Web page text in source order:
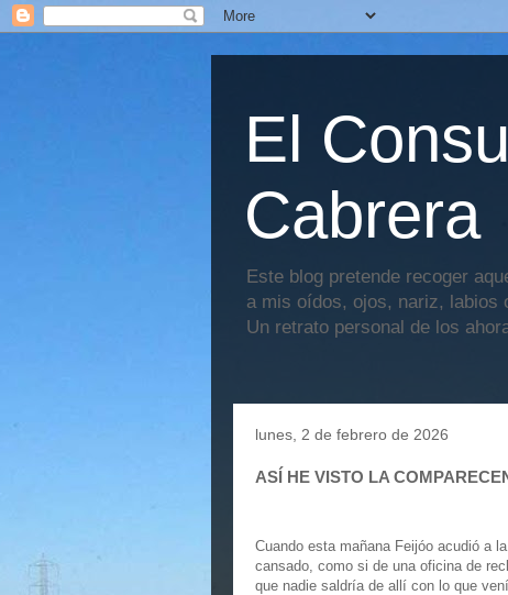
El
Cabrera
Este blog pretende recoger
a mis oídos, ojos, nariz, labios
Un retrato personal de los
lunes, 2 de febrero de 2026
ASÍ HE VISTO LA
Cuando esta mañana Feijóo acudió a
cansado, como si de una oficina de
que nadie saldría de allí con lo que